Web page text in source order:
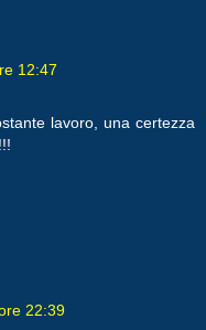
12:47
lavoro, una certezza
22:39